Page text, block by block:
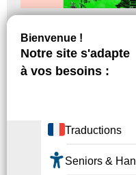
Du 26 - 03 au 24 - 07 - 2022
CENTRE D’ART